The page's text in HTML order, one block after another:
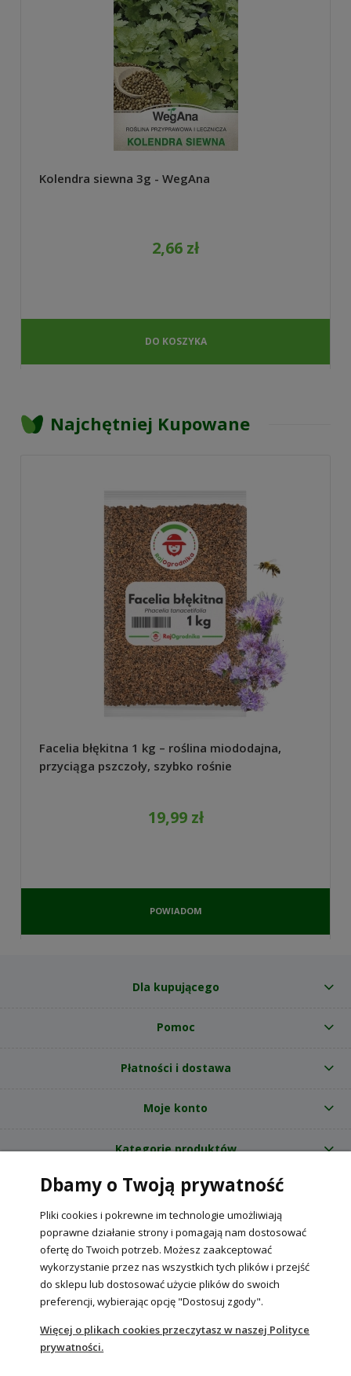
Kolendra siewna 3g - WegAna
2,66 zł
DO KOSZYKA
Najchętniej Kupowane
Facelia błękitna 1 kg – roślina miododajna,
przyciąga pszczoły, szybko rośnie
19,99 zł
POWIADOM
DOSTĘPNOŚCI
Dla kupującego
Pomoc
Płatności i dostawa
Moje konto
Kategorie produktów
O nas
Internetowy sklep ogrodniczy z nasionami RajOgrodnika.pl
NIP: 6090037061, REGON: 260240470 | Czarnca, ul. Tęczowa 31, 29-100
Włoszczowa
POKAŻ PEŁNĄ WERSJĘ STRONY
Sklep internetowy Shoper Premium
Dbamy o Twoją prywatność
Pliki cookies i pokrewne im technologie umożliwiają
poprawne działanie strony i pomagają nam dostosować
ofertę do Twoich potrzeb. Możesz zaakceptować
wykorzystanie przez nas wszystkich tych plików i przejść
do sklepu lub dostosować użycie plików do swoich
preferencji, wybierając opcję "Dostosuj zgody".
Więcej o plikach cookies przeczytasz w naszej Polityce
prywatności.